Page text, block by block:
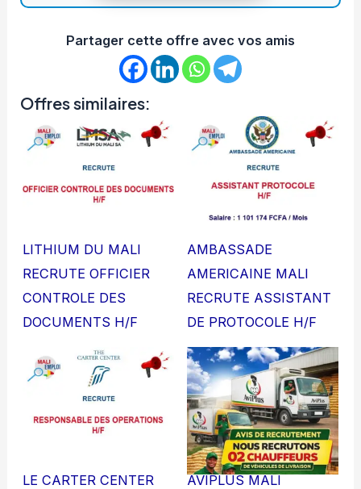
Partager cette offre avec vos amis
Offres similaires:
LITHIUM DU MALI
RECRUTE OFFICIER
CONTROLE DES
DOCUMENTS H/F
AMBASSADE
AMERICAINE MALI
RECRUTE ASSISTANT
DE PROTOCOLE H/F
LE CARTER CENTER
AVIPLUS MALI